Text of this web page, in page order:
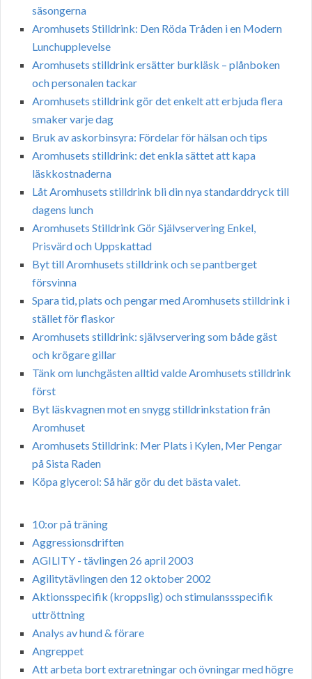
säsongerna
Aromhusets Stilldrink: Den Röda Tråden i en Modern
Lunchupplevelse
Aromhusets stilldrink ersätter burkläsk – plånboken
och personalen tackar
Aromhusets stilldrink gör det enkelt att erbjuda flera
smaker varje dag
Bruk av askorbinsyra: Fördelar för hälsan och tips
Aromhusets stilldrink: det enkla sättet att kapa
läskkostnaderna
Låt Aromhusets stilldrink bli din nya standarddryck till
dagens lunch
Aromhusets Stilldrink Gör Självservering Enkel,
Prisvärd och Uppskattad
Byt till Aromhusets stilldrink och se pantberget
försvinna
Spara tid, plats och pengar med Aromhusets stilldrink i
stället för flaskor
Aromhusets stilldrink: självservering som både gäst
och krögare gillar
Tänk om lunchgästen alltid valde Aromhusets stilldrink
först
Byt läskvagnen mot en snygg stilldrinkstation från
Aromhuset
Aromhusets Stilldrink: Mer Plats i Kylen, Mer Pengar
på Sista Raden
Köpa glycerol: Så här gör du det bästa valet.
10:or på träning
Aggressionsdriften
AGILITY - tävlingen 26 april 2003
Agilitytävlingen den 12 oktober 2002
Aktionsspecifik (kroppslig) och stimulanssspecifik
uttröttning
Analys av hund & förare
Angreppet
Att arbeta bort extraretningar och övningar med högre